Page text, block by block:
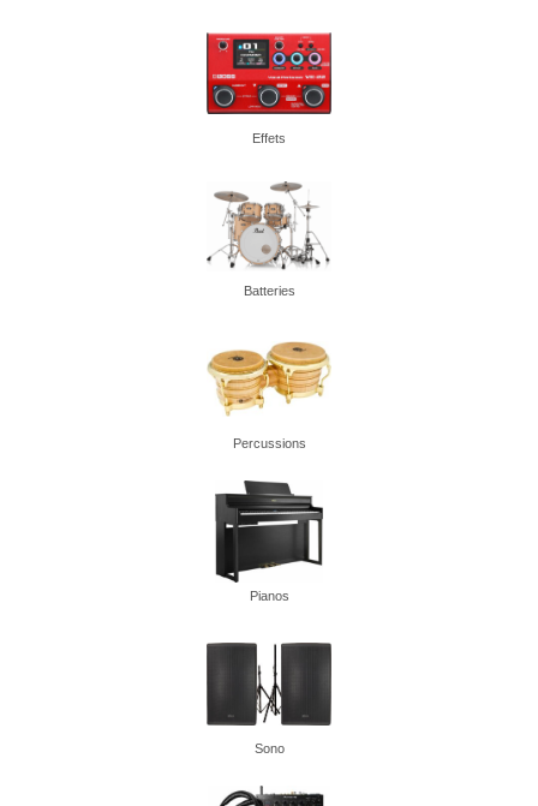
Effets
Batteries
Percussions
Pianos
Sono